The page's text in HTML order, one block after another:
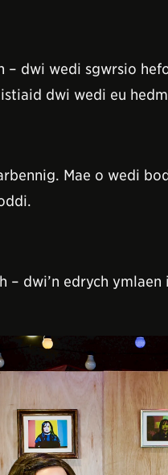
dwi wedi sgwrsio
dwi wedi eu
Mae o wedi
– dwi’n edrych